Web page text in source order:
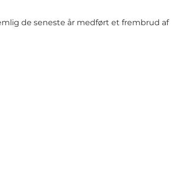
de seneste år medført et frembrud af